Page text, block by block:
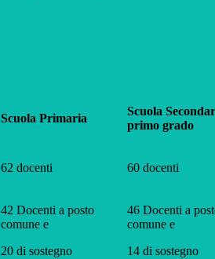
Scuola Primaria
Scuola
primo grado
62 docenti 60 docenti
42 Docenti a posto
comune e
20 di sostegno
46 Docenti a
comune e
14 di sostegno